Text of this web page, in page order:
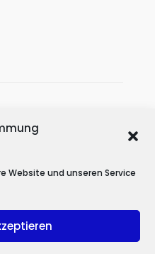
Website und unseren Service